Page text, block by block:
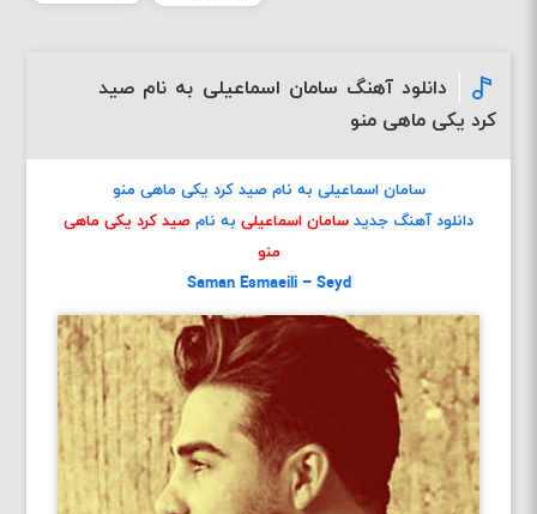
دانلود آهنگ سامان اسماعیلی به نام صید
کرد یکی ماهی منو
سامان اسماعیلی به نام صید کرد یکی ماهی منو
دانلود آهنگ جدید سامان اسماعیلی به نام صید کرد یکی ماهی
منو
Saman Esmaeili – Seyd